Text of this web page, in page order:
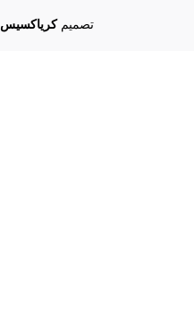
تصميمكرياكسيس